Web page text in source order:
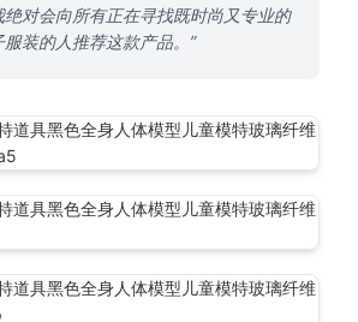
对会向所有正在寻找既时尚又专业的
装的人推荐这款产品。”